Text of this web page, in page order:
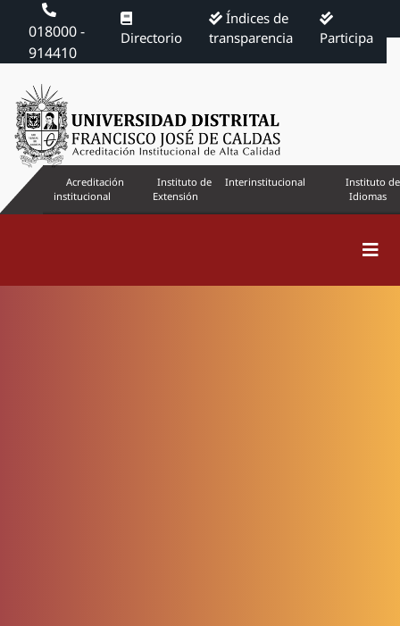
018000 -
914410
Directorio
Índices de
transparencia
Participa
Acreditación
institucional
Instituto de
Extensión
Interinstitucional
Instituto de
Idiomas